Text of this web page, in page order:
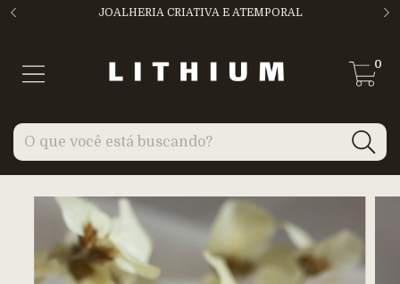
JOALHERIA CRIATIVA E ATEMPORAL
0